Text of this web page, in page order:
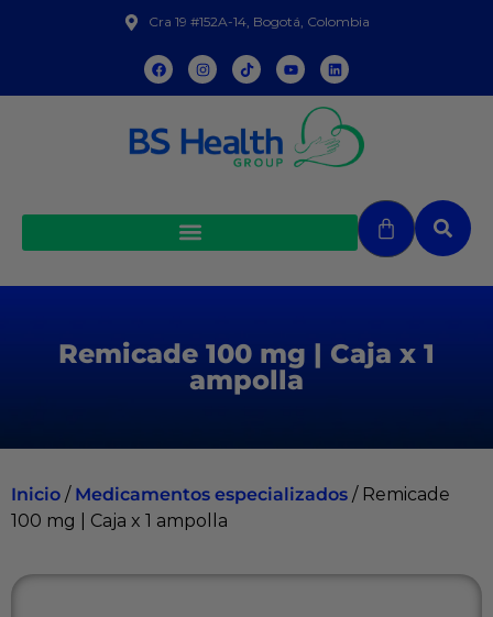
Cra 19 #152A-14, Bogotá, Colombia
Remicade 100 mg | Caja x 1
ampolla
Inicio / Medicamentos especializados / Remicade
100 mg | Caja x 1 ampolla